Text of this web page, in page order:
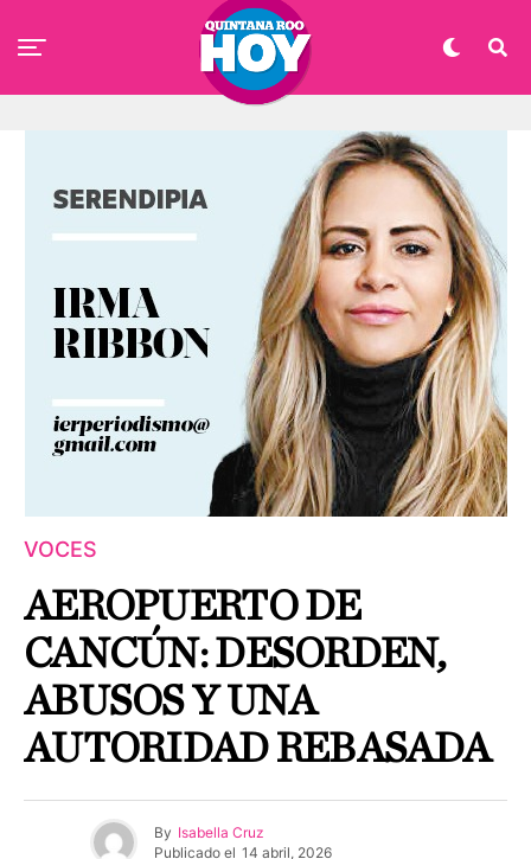
VOCES
AEROPUERTO DE
CANCÚN: DESORDEN,
ABUSOS Y UNA
AUTORIDAD REBASADA
By Isabella Cruz
Publicado el 14 abril, 2026